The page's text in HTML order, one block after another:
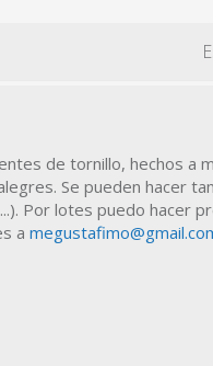
de tornillo, hechos a
Se pueden hacer
Por lotes puedo hacer
a